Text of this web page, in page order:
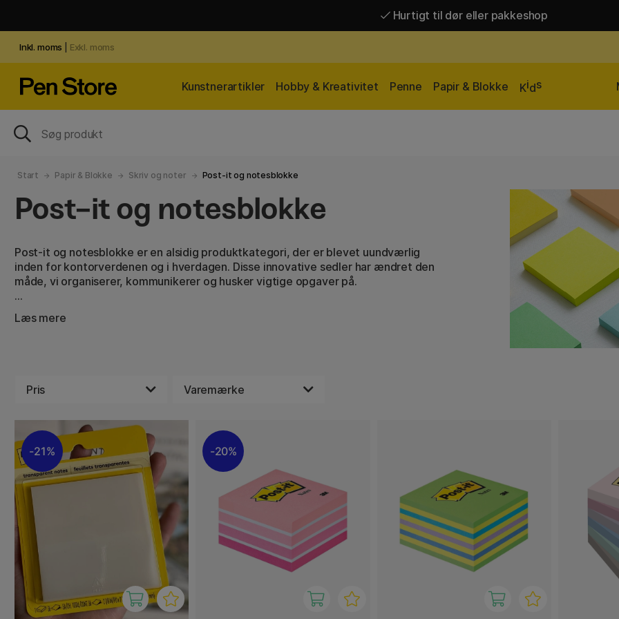
Hurtigt til dør eller pakkeshop
Inkl. moms Exkl. moms
Kunstnerartikler Hobby & Kreativitet Penne Papir & Blokke Kids
Start Papir & Blokke Skriv og noter Post-it og notesblokke
Post-it og notesblokke
Post-it og notesblokke er en alsidig produktkategori, der er blevet uundværlig
inden for kontorverdenen og i hverdagen. Disse innovative sedler har ændret den
måde, vi organiserer, kommunikerer og husker vigtige opgaver på.
Produkterne bruges til at skabe påmindelser, markere vigtige afsnit i dokumenter
og organisere tanker og ideer. De er perfekte til hurtigt at skrive information ned
nøden!
Læs mere
Pris Varemærke
21% 20%